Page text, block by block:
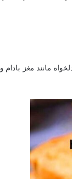
مانند مغز بادام و